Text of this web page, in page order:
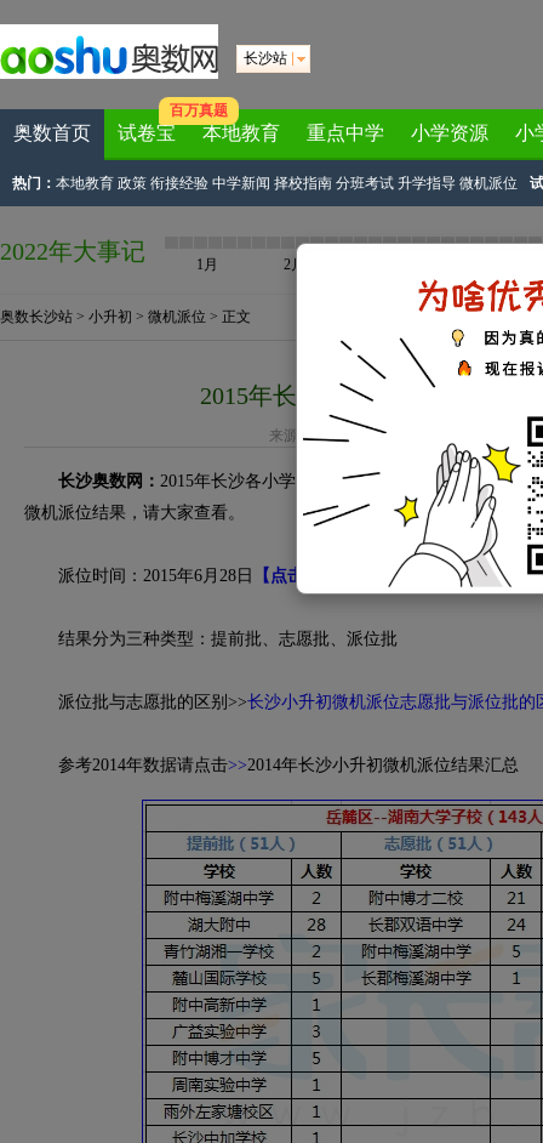
长沙站
奥数首页 试卷宝
百万真题
本地教育 重点中学 小学资源 小
热门： 本地教育 政策 衔接经验 中学新闻 择校指南 分班考试 升学指导 微机派位
2022年大事记 1月 2月
奥数长沙站 > 小升初 > 微机派位 > 正文
2015年长沙湖南大学子校小升
来源：长沙奥数网作者：v沫陌v 2015-07-
长沙奥数网： 2015年长沙各小学小升初微机派位录取结果已经
微机派位结果，请大家查看。
派位时间：2015年6月28日 【点击查看>>>2015年长沙小升初微
结果分为三种类型：提前批、志愿批、派位批
派位批与志愿批的区别>>长沙小升初微机派位志愿批与派位批的
参考2014年数据请点击>>2014年长沙小升初微机派位结果汇总